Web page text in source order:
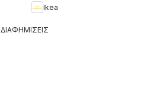
Ikea
ΔΙΑΦΗΜΙΣΕΙΣ